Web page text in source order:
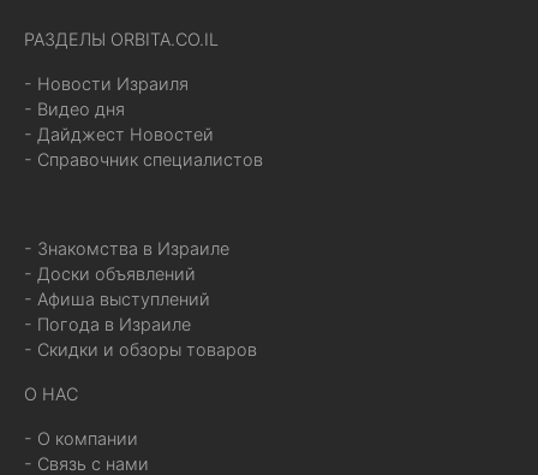
РАЗДЕЛЫ ORBITA.CO.IL
- Новости Израиля
- Видео дня
- Дайджест Новостей
- Справочник специалистов
- Знакомства в Израиле
- Доски объявлений
- Афиша выступлений
- Погода в Израиле
- Скидки и обзоры товаров
О НАС
- О компании
- Связь с нами